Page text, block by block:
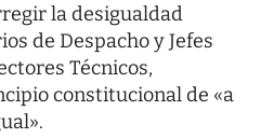
la desigualdad
de Despacho y Jefes
Técnicos,
constitucional de «a